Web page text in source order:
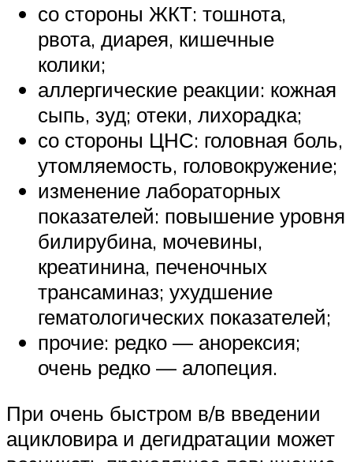
со стороны ЖКТ: тошнота,
рвота, диарея, кишечные
колики;
аллергические реакции: кожная
сыпь, зуд; отеки, лихорадка;
со стороны ЦНС: головная боль,
утомляемость, головокружение;
изменение лабораторных
показателей: повышение уровня
билирубина, мочевины,
креатинина, печеночных
трансаминаз; ухудшение
гематологических показателей;
прочие: редко — анорексия;
очень редко — алопеция.
При очень быстром в/в введении
ацикловира и дегидратации может